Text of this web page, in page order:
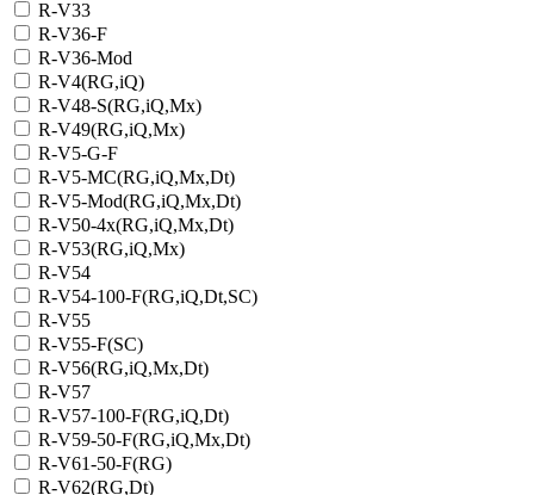
R-V33
R-V36-F
R-V36-Mod
R-V4(RG,iQ)
R-V48-S(RG,iQ,Mx)
R-V49(RG,iQ,Mx)
R-V5-G-F
R-V5-MC(RG,iQ,Mx,Dt)
R-V5-Mod(RG,iQ,Mx,Dt)
R-V50-4x(RG,iQ,Mx,Dt)
R-V53(RG,iQ,Mx)
R-V54
R-V54-100-F(RG,iQ,Dt,SC)
R-V55
R-V55-F(SC)
R-V56(RG,iQ,Mx,Dt)
R-V57
R-V57-100-F(RG,iQ,Dt)
R-V59-50-F(RG,iQ,Mx,Dt)
R-V61-50-F(RG)
R-V62(RG,Dt)